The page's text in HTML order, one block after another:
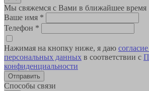
Мы свяжемся с Вами в ближайшее время
Ваше имя *
Телефон *
Нажимая на кнопку ниже, я даю
персональных данных в соответствии с
конфиденциальности
Способы связи